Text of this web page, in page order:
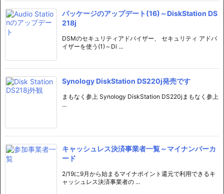
パッケージのアップデート(16)～DiskStation DS
218j
DSMのセキュリティアドバイザー、 セキュリティ アドバ
イザーを使う(1)～Di ...
Synology DiskStation DS220j発売です
まもなく参上 Synology DiskStation DS220jまもなく参上
...
キャッシュレス決済事業者一覧～マイナンバーカ
ード
2/19に9月から始まるマイナポイント還元で利用できるキ
ャッシュレス決済事業者の ...